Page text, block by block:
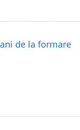
de la formare